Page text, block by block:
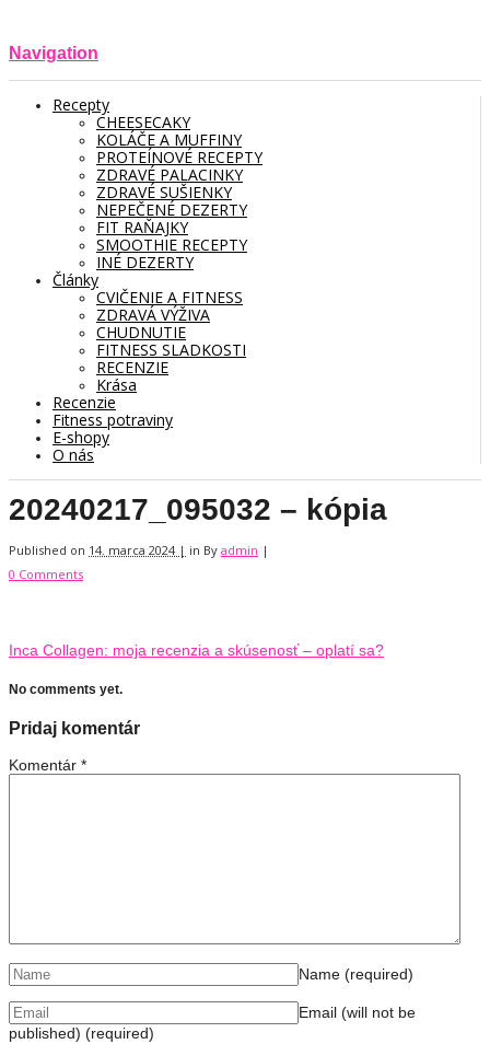
Navigation
Recepty
CHEESECAKY
KOLÁČE A MUFFINY
PROTEÍNOVÉ RECEPTY
ZDRAVÉ PALACINKY
ZDRAVÉ SUŠIENKY
NEPEČENÉ DEZERTY
FIT RAŇAJKY
SMOOTHIE RECEPTY
INÉ DEZERTY
Články
CVIČENIE A FITNESS
ZDRAVÁ VÝŽIVA
CHUDNUTIE
FITNESS SLADKOSTI
RECENZIE
Krása
Recenzie
Fitness potraviny
E-shopy
O nás
20240217_095032 – kópia
Published on 14. marca 2024 | in By admin |
0 Comments
Inca Collagen: moja recenzia a skúsenosť – oplatí sa?
No comments yet.
Pridaj komentár
Komentár *
Name (required)
Email (will not be
published) (required)